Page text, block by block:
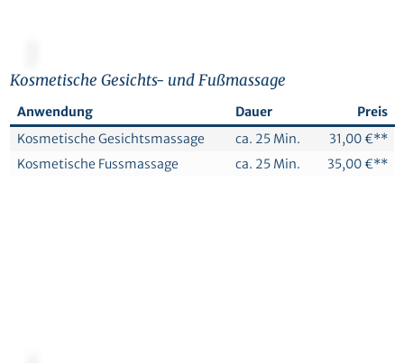
Kosmetische Gesichts- und Fußmassage
Anwendung Dauer
Preis
Kosmetische Gesichtsmassage
ca. 25 Min.
31,00 €**
Kosmetische Fussmassage
ca. 25 Min. 35,00 €**